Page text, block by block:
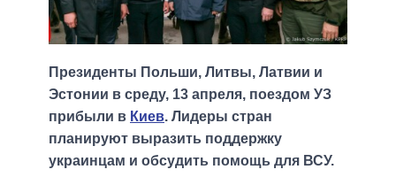
Президенты Польши, Литвы, Латвии и
Эстонии в среду, 13 апреля, поездом УЗ
прибыли в Киев. Лидеры стран
планируют выразить поддержку
украинцам и обсудить помощь для ВСУ.